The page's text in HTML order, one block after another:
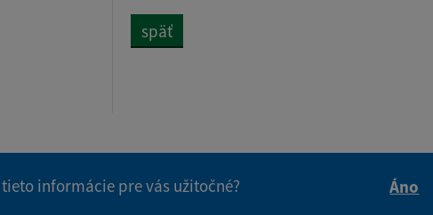
späť
informácie pre vás užitočné?
Áno